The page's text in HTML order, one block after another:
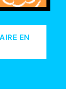
EN